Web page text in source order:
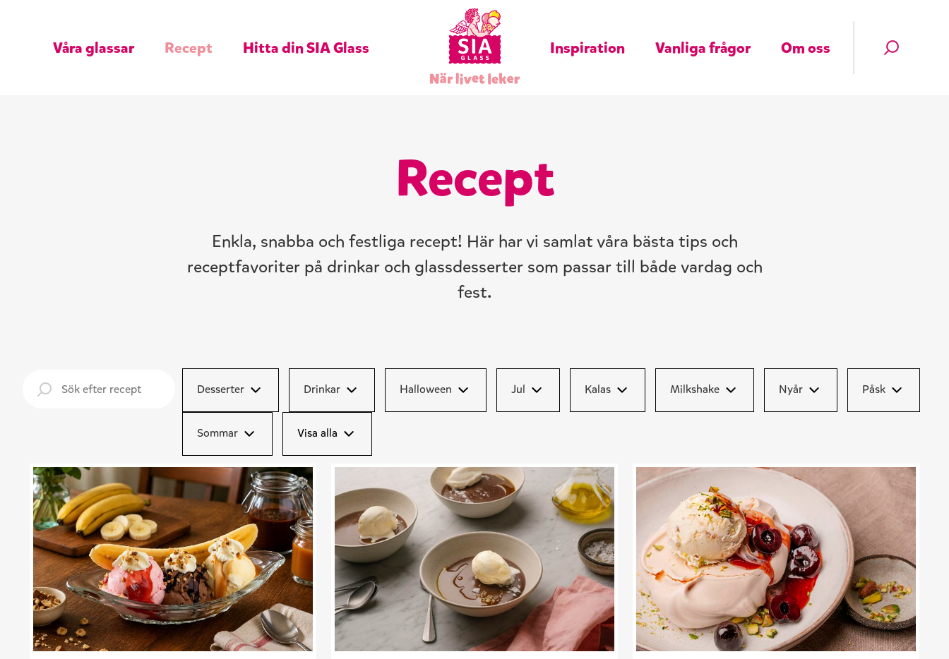
Våra glassar Recept Hitta din SIA Glass Inspiration Vanliga frågor Om oss
Recept
Enkla, snabba och festliga recept! Här har vi samlat våra bästa tips och
receptfavoriter på drinkar och glassdesserter som passar till både vardag och
fest.
Desserter Drinkar Halloween Jul Kalas Milkshake Nyår Påsk
Sommar Visa alla